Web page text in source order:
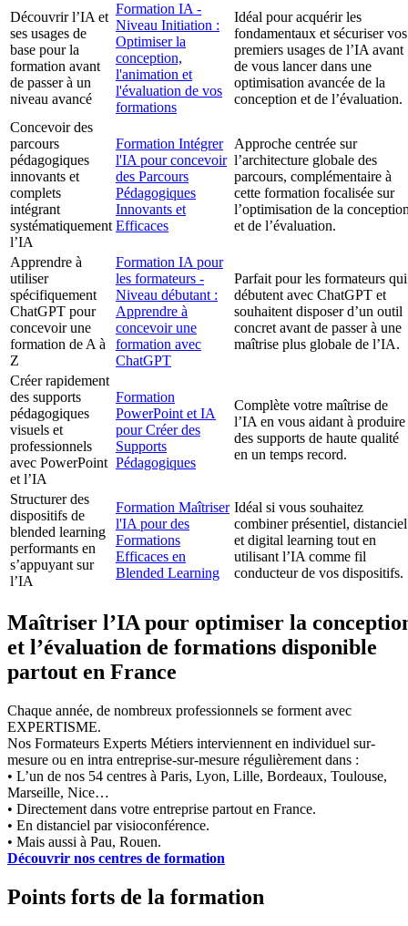
Découvrir l’IA et
ses usages de
base pour la
formation avant
de passer à un
niveau avancé
Formation IA -
Niveau Initiation :
Optimiser la
conception,
l'animation et
l'évaluation de vos
formations
Idéal pour acquérir les
fondamentaux et sécuriser vos
premiers usages de l’IA avant
de vous lancer dans une
optimisation avancée de la
conception et de l’évaluation.
Concevoir des
parcours
pédagogiques
innovants et
complets
intégrant
systématiquement
l’IA
Formation Intégrer
l'IA pour concevoir
des Parcours
Pédagogiques
Innovants et
Efficaces
Approche centrée sur
l’architecture globale des
parcours, complémentaire à
cette formation focalisée sur
l’optimisation de la
et de l’évaluation.
Apprendre à
utiliser
spécifiquement
ChatGPT pour
concevoir une
formation de A à
Z
Formation IA pour
les formateurs -
Niveau débutant :
Apprendre à
concevoir une
formation avec
ChatGPT
Parfait pour les formateurs qui
débutent avec ChatGPT et
souhaitent disposer d’un outil
concret avant de passer à une
maîtrise plus globale de l’IA.
Créer rapidement
des supports
pédagogiques
visuels et
professionnels
avec PowerPoint
et l’IA
Formation
PowerPoint et IA
pour Créer des
Supports
Pédagogiques
Complète votre maîtrise de
l’IA en vous aidant à produire
des supports de haute qualité
en un temps record.
Structurer des
dispositifs de
blended learning
performants en
s’appuyant sur
l’IA
Formation Maîtriser
l'IA pour des
Formations
Efficaces en
Blended Learning
Idéal si vous souhaitez
combiner présentiel, distanciel
et digital learning tout en
utilisant l’IA comme fil
conducteur de vos dispositifs.
Maîtriser l’IA pour optimiser la
et l’évaluation de formations disponible
partout en France
Chaque année, de nombreux professionnels se forment avec
EXPERTISME.
Nos Formateurs Experts Métiers interviennent en individuel sur-
mesure ou en intra entreprise-sur-mesure régulièrement dans :
• L’un de nos 54 centres à Paris, Lyon, Lille, Bordeaux, Toulouse,
Marseille, Nice…
• Directement dans votre entreprise partout en France.
• En distanciel par visioconférence.
• Mais aussi à Pau, Rouen.
Découvrir nos centres de formation
Points forts de la formation